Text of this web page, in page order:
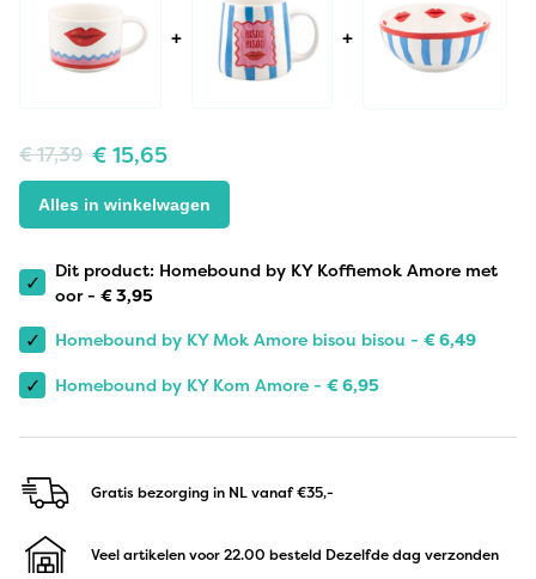
+ +
€17,39 € 15,65
Alles in winkelwagen
✓
Dit product: Homebound by KY Koffiemok Amore met
oor - €3,95
✓ Homebound by KY Mok Amore bisou bisou - €6,49
✓ Homebound by KY Kom Amore - €6,95
Gratis bezorging in NLvanaf €35,-
Veel artikelen voor 22.00 besteld Dezelfde dag verzonden